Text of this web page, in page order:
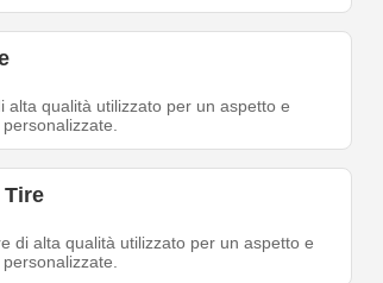
alta qualità utilizzato per un aspetto e
Tire
di alta qualità utilizzato per un aspetto e